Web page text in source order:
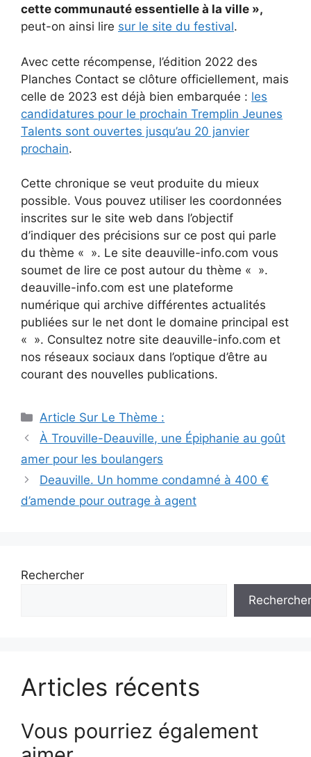
cette communauté essentielle à la ville »,
peut-on ainsi lire sur le site du festival.
Avec cette récompense, l’édition 2022 des
Planches Contact se clôture officiellement, mais
celle de 2023 est déjà bien embarquée : les
candidatures pour le prochain Tremplin Jeunes
Talents sont ouvertes jusqu’au 20 janvier
prochain.
Cette chronique se veut produite du mieux
possible. Vous pouvez utiliser les coordonnées
inscrites sur le site web dans l’objectif
d’indiquer des précisions sur ce post qui parle
du thème « ». Le site deauville-info.com vous
soumet de lire ce post autour du thème « ».
deauville-info.com est une plateforme
numérique qui archive différentes actualités
publiées sur le net dont le domaine principal est
« ». Consultez notre site deauville-info.com et
nos réseaux sociaux dans l’optique d’être au
courant des nouvelles publications.
Catégories
Article Sur Le Thème :
Navigation
des
articles
À Trouville-Deauville, une Épiphanie au goût
amer pour les boulangers
Deauville. Un homme condamné à 400 €
d’amende pour outrage à agent
Rechercher
Rechercher
Articles récents
Vous pourriez également